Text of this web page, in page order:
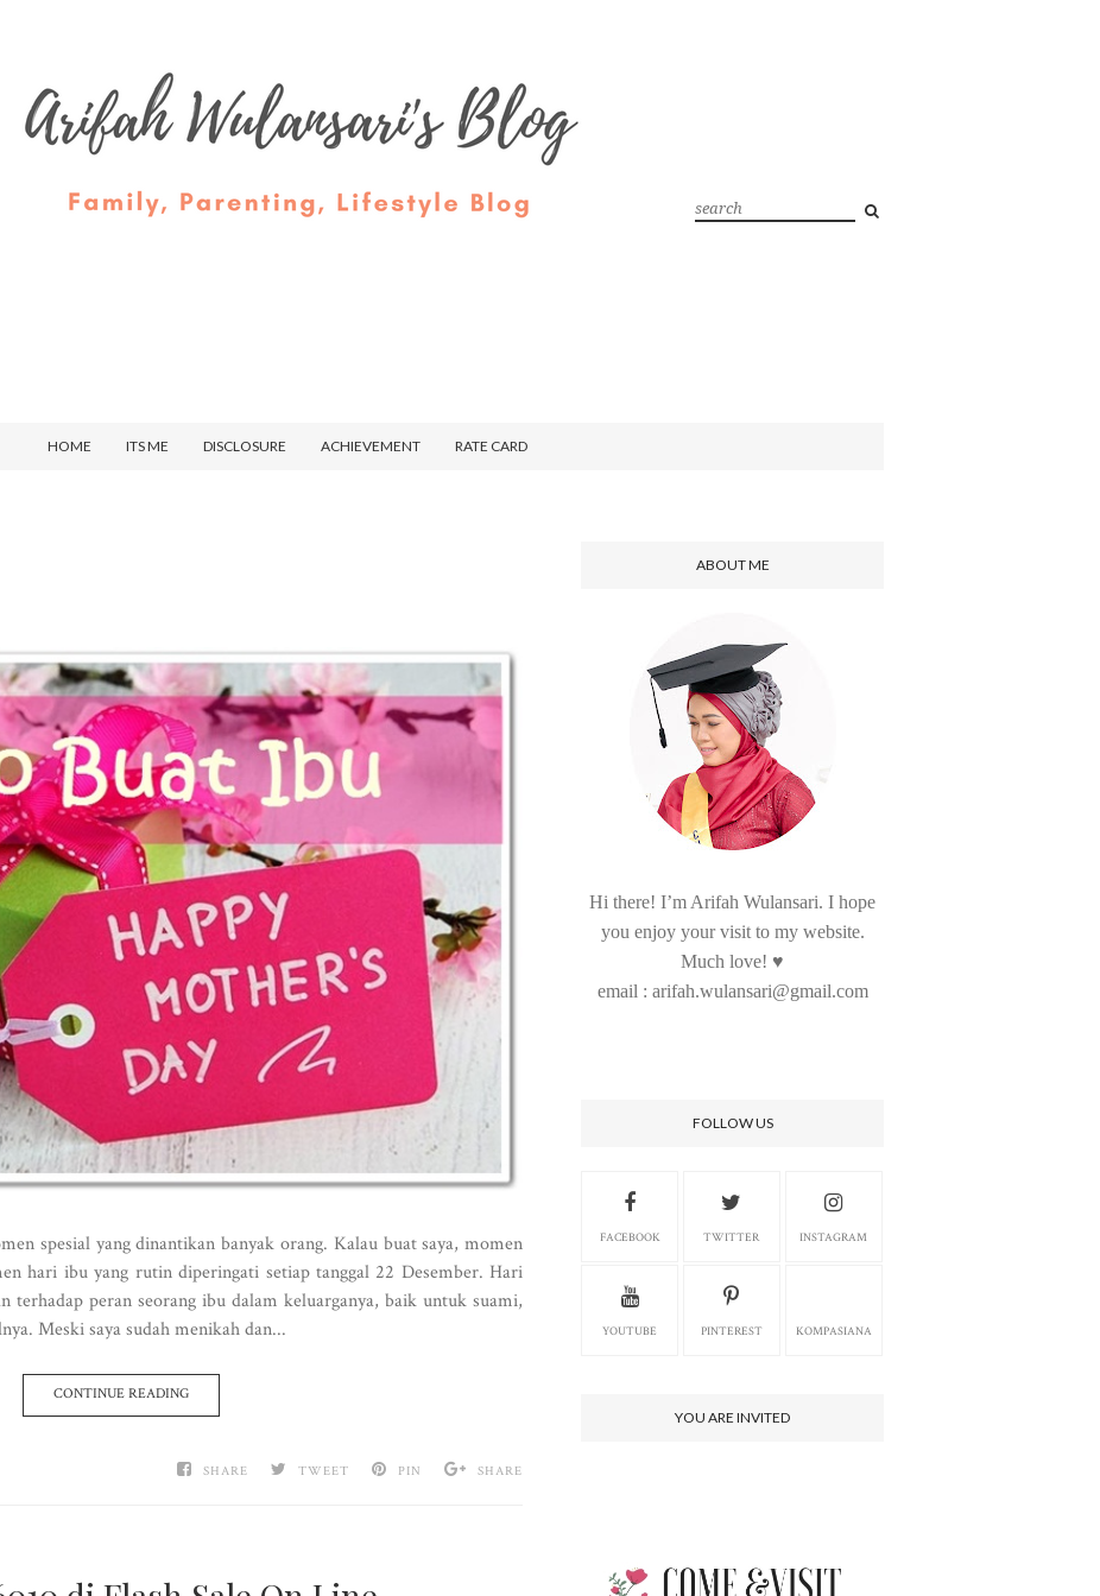
HOME ITS ME DISCLOSURE ACHIEVEMENT RATE CARD
spesial yang dinantikan banyak orang. Kalau buat saya, momen
hari ibu yang rutin diperingati setiap tanggal 22 Desember. Hari
terhadap peran seorang ibu dalam keluarganya, baik untuk suami,
Meski saya sudah menikah dan...
CONTINUE READING
SHARE TWEET PIN SHARE
ABOUT ME
Hi there! I’m Arifah Wulansari. I hope
you enjoy your visit to my website.
Much love! ♥
email : arifah.wulansari@gmail.com
FOLLOW US
FACEBOOK TWITTER INSTAGRAM
YOUTUBE PINTEREST KOMPASIANA
YOU ARE INVITED